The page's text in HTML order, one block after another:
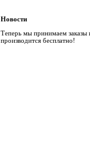
Новости
Теперь мы принимаем заказы
производится бесплатно!